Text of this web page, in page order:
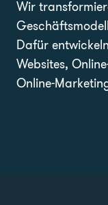
Wir
Dafür
Websites,
Online-